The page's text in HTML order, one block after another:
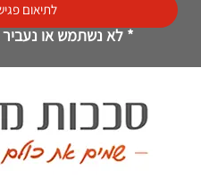
לתיאום
* לא נשתמש או